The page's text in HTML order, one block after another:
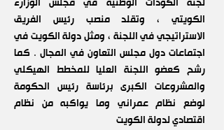
الكويتي ، وتقلد منصب رئيس الفريق
الاستراتيجي في اللجنة ، ومثل دولة الكويت في
اجتماعات دول مجلس التعاون في المجال . كما
رشح كعضو اللجنة العليا للمخطط الهيكلي
والمشروعات الكبرى برئاسة رئيس الحكومة
لوضع نظام عمراني وما يواكبه من نظام
اقتصادي لدولة الكويت